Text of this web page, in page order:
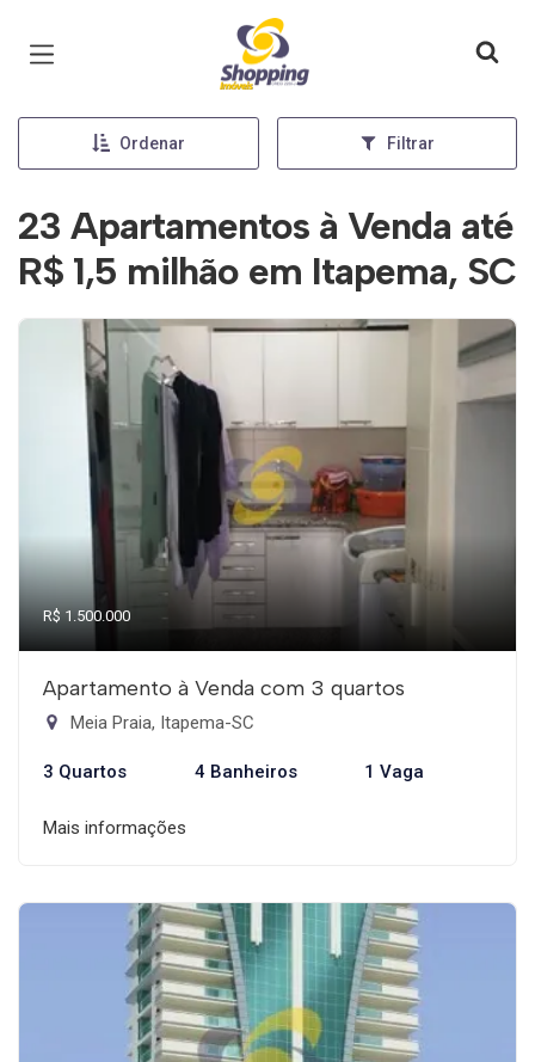
Página inicial
Ordenar Filtrar
23 Apartamentos à Venda até
R$ 1,5 milhão em Itapema, SC
R$ 1.500.000
Apartamento à Venda com 3 quartos
Meia Praia, Itapema-SC
3 Quartos 4 Banheiros 1 Vaga
Mais informações